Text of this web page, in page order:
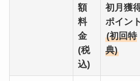
額
料
金
(税
込)
初月獲
ポイント
(初回特
典)